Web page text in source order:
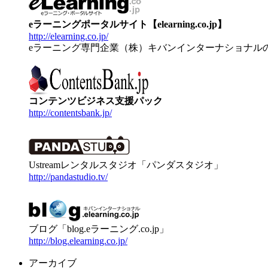
eラーニングポータルサイト【elearning.co.jp】
http://elearning.co.jp/
eラーニング専門企業（株）キバンインターナショナル
コンテンツビジネス支援パック
http://contentsbank.jp/
Ustreamレンタルスタジオ「パンダスタジオ」
http://pandastudio.tv/
ブログ「blog.eラーニング.co.jp」
http://blog.elearning.co.jp/
アーカイブ